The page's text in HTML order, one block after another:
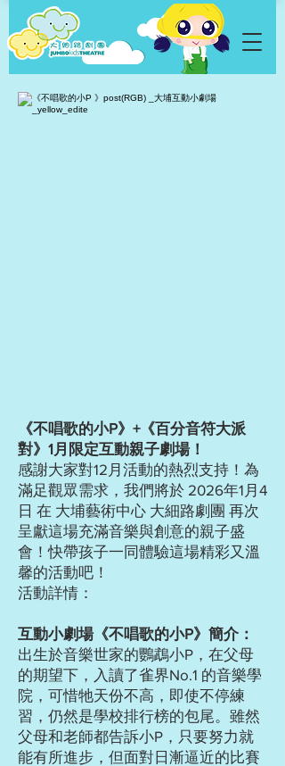
《不唱歌的小P》+《百分音符大派
對》1月限定互動親子劇場！
感謝大家對12月活動的熱烈支持！為
滿足觀眾需求，我們將於 2026年1月4
日 在 大埔藝術中心 大細路劇團 再次
呈獻這場充滿音樂與創意的親子盛
會！快帶孩子一同體驗這場精彩又溫
馨的活動吧！
活動詳情：
互動小劇場《不唱歌的小P》簡介：
出生於音樂世家的鸚鵡小P，在父母
的期望下，入讀了雀界No.1 的音樂學
院，可惜牠天份不高，即使不停練
習，仍然是學校排行榜的包尾。雖然
父母和老師都告訴小P，只要努力就
能有所進步，但面對日漸逼近的比賽